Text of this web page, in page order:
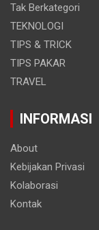
Tak Berkategori
TEKNOLOGI
TIPS & TRICK
TIPS PAKAR
TRAVEL
INFORMASI
About
Kebijakan Privasi
Kolaborasi
Kontak